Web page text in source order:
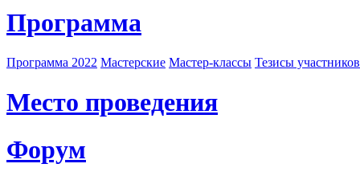
Программа
Программа 2022 Мастерские Мастер-классы Тезисы
Место проведения
Форум